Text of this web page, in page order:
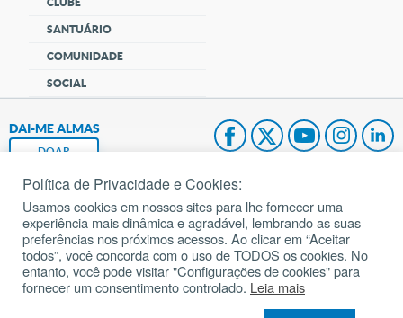
SANTUÁRIO
COMUNIDADE
SOCIAL
DAI-ME ALMAS
DOAR
Fundação João Paulo II
Pedido de Oração
Mapa do site
Política de Privacidade e Cookies:
Usamos cookies em nossos sites para lhe fornecer uma
experiência mais dinâmica e agradável, lembrando as suas
preferências nos próximos acessos. Ao clicar em “Aceitar
todos”, você concorda com o uso de TODOS os cookies. No
entanto, você pode visitar "Configurações de cookies" para
fornecer um consentimento controlado. Leia mais